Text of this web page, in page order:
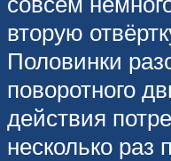
вторую
Половинки
поворотного
действия
несколько раз